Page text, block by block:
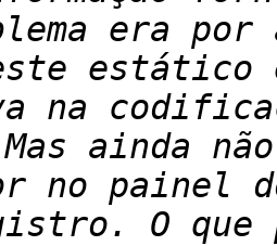
estático
ainda